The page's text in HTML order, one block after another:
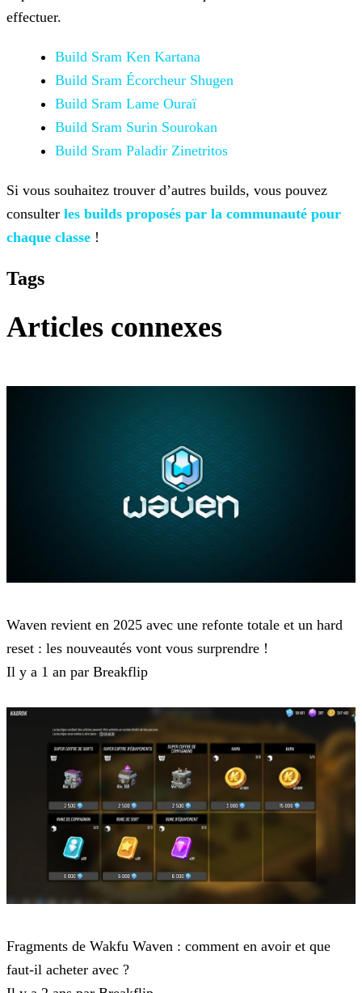
effectuer.
Build Sram Ken Kartana
Build Sram Écorcheur Shugen
Build Sram Lame Ouraï
Build Sram Surin Sourokan
Build Sram Paladir Zinetritos
Si vous souhaitez trouver d’autres builds, vous pouvez
consulter les builds proposés par la communauté pour
chaque classe !
Tags
Articles connexes
Waven revient en 2025 avec une refonte totale et un hard
reset : les nouveautés vont vous surprendre !
Il y a 1 an par Breakflip
Fragments de Wakfu Waven : comment en avoir et que
faut-il acheter avec ?